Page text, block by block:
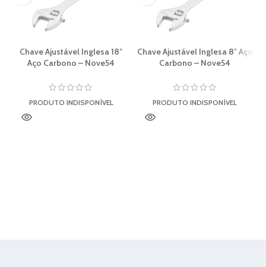
Chave Ajustável Inglesa 18″
Aço Carbono – Nove54
PRODUTO INDISPONÍVEL
Chave Ajustável Inglesa 8″ Aço
Carbono – Nove54
PRODUTO INDISPONÍVEL